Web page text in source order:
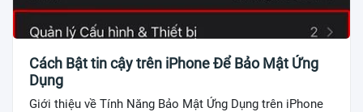
Cách Bật tin cậy trên iPhone Để Bảo Mật Ứng
Dụng
Giới thiệu về Tính Năng Bảo Mật Ứng Dụng trên iPhone